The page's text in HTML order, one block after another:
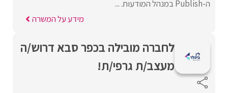
ה-Publish במנהל המודעות. ...
מידע על המשרה
לחברה מובילה בכפר סבא דרוש/ה
מעצב/ת גרפי/ת!